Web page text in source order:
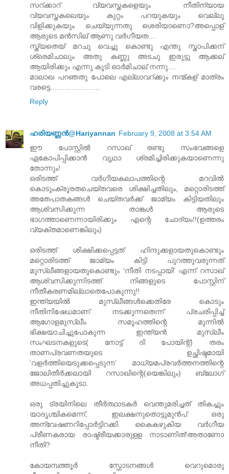
സറ്ക്കാറ് വ്യവസ്തകളെയും നീതിന്യായ
വ്യവസ്തകലെയും കുറ്റം പറയുകയും വെല്ലു
വിളിക്കുകയും ചെയ്യുന്നതു ശെരിയാണൊ?അപ്പൊള്
ആ‍രുടെ മന്‍സില് ആണു വര്‍ഗീയത…
സ്ത്യതെയ് മറചു വെച്ചു കൊണ്ടു എന്തു സ്താപിക്കന്
ശ്രെമിചാലും അതു കണ്ണു അടചു ഇരുട്ടു ആക്കല്
ആയിരിക്കും എന്നു കൂടി ഓര്‍മിചാല് നന്നു….
മാലാഖ പറഞതു പോലെ എല്ലാവറ്ക്കും നന്മ്കള് മാത്രം
വരട്ടെ…………………
Reply
ഹരിയണ്ണന്‍@Hariyannan February 9, 2008 at 3:54 AM
ഈ പോസ്റ്റില്‍ റസാഖ് രണ്ടു സംഭവങ്ങളെ
ഏകോപിപ്പിക്കാന്‍ വൃഥാ ശ്രമിച്ചിരിക്കുകയാണെന്നു
തോന്നും!
ഒരിടത്ത് വര്‍ഗീയകലാപത്തിന്റെ മറവില്‍
കൊടുംക്രൂരതചെയ്തവരെ ശിക്ഷിച്ചതിലും, മറ്റൊരിടത്ത്
അതേപാതകങ്ങള്‍ ചെയ്തവര്‍ക്ക് ജാമ്യം കിട്ടിയതിലും
ആശ്വസിക്കുന്ന താങ്കള്‍ ആരുടെ
ഭാഗത്താണെന്നായിരിക്കും എന്റെ ചോദ്യം!!(ഉത്തരം
വ്യക്തമാണെങ്കിലും)
ഒരിടത്ത് ശിക്ഷിക്കപ്പെട്ടത് ഹിന്ദുക്കളായതുകൊണ്ടും
മറ്റൊരിടത്ത് ജാമ്യം കിട്ടി പുറത്തുവരുന്നത്
മുസ്ലീങ്ങളായതുകൊണ്ടും ‘നീതി നടപ്പായി’ എന്ന് റസാഖ്
ആശ്വസിക്കുന്നിടത്ത് നിങ്ങളുടെ പോസ്റ്റിന്
നീതീകരണമില്ലാതെപോകുന്നു!!
ഇന്ത്യയില്‍ മുസ്ലീങ്ങള്‍ക്കെതിരേ കൊടും
നീതിനിഷേധമാണ് നടക്കുന്നതെന്ന് പ്രചരിപ്പിച്ച്
ആഗോളമുസ്ലീം സമൂഹത്തിന്റെ മുന്നില്‍
ഭിക്ഷയാചിച്ചുപോകുന്ന ഇന്ത്യന്‍ മുസ്ലീം
സംഘടനകളുടെ( നോട്ട് ദി പോയിന്റ്) തരം
താണപ്രവണതയുടെ ഉച്ഛിഷ്ടമായി
‘വളര്‍ത്തിയെടുക്കപ്പെടുന്ന’ മാധ്യമപ്രവര്‍ത്തനത്തിന്റെ
ജോലിതീര്‍ക്കലായി റസാഖിന്റെ(യെങ്കിലും) ബ്ലോഗ്
അധപ്പതിച്ചുകൂടാ.
ഒരു ട്രയിനിലെ തീര്‍ത്ഥാടകര്‍ വെന്തുമരിച്ചത് തികച്ചും
യാദൃശ്ചികമെന്ന്, ഇലക്ഷനുതൊട്ടുമുന്‍പ് ഒരു
അന്വേഷണറിപ്പോര്‍ട്ടിറക്കി കൈകഴുകിയ വര്‍ഗീയ
പ്രീണകരായ രാഷ്ട്രീയക്കാരുള്ള നാടാണിത്!അതാണോ
നീതി?
കോയമ്പത്തൂര്‍ സ്ഫോടനങ്ങള്‍ വെറുമൊരു